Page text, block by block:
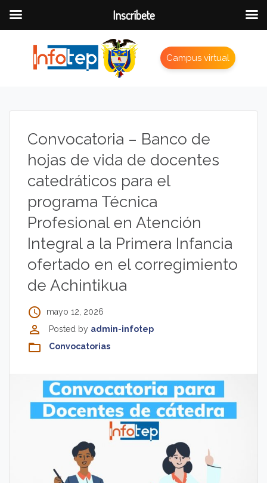
Campus virtual
Convocatoria – Banco de
hojas de vida de docentes
catedráticos para el
programa Técnica
Profesional en Atención
Integral a la Primera Infancia
ofertado en el corregimiento
de Achintikua
access_time mayo 12, 2026
perm_identity Posted by admin-infotep
folder_open Convocatorias
Inscríbete